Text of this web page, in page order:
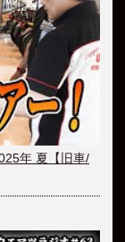
年 夏【旧車/